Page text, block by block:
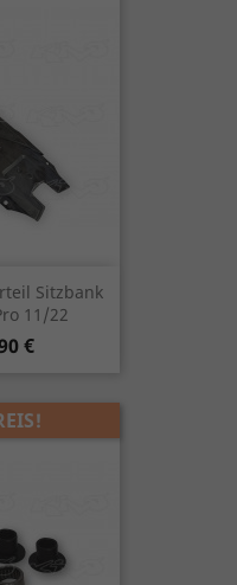
Sitzbank
11/22
€